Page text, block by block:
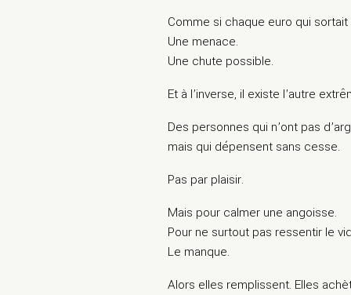
Comme si chaque euro qui
Une menace.
Une chute possible.
Et à l’inverse, il existe l’autre
Des personnes qui n’ont pas
mais qui dépensent sans cesse.
Pas par plaisir.
Mais pour calmer une angoisse.
Pour ne surtout pas ressentir le
Le manque.
Alors elles remplissent. Elles